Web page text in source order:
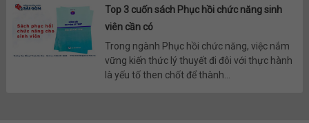
Top 3 cuốn sách Phục hồi chức năng sinh
viên cần có
Trong ngành Phục hồi chức năng, việc nắm
vững kiến thức lý thuyết đi đôi với thực hành
là yếu tố then chốt để thành...